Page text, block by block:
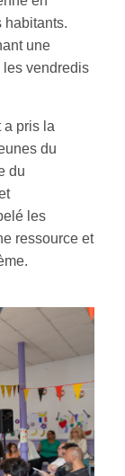
habitants.
une
les vendredis
a pris la
du
du
les
ressource et